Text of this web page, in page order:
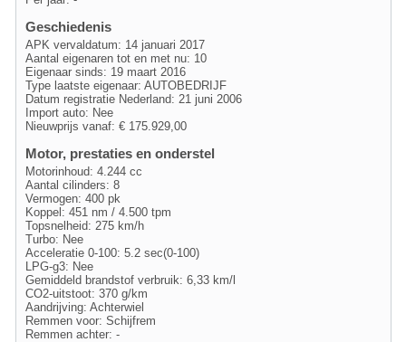
Geschiedenis
APK vervaldatum: 14 januari 2017
Aantal eigenaren tot en met nu: 10
Eigenaar sinds: 19 maart 2016
Type laatste eigenaar: AUTOBEDRIJF
Datum registratie Nederland: 21 juni 2006
Import auto: Nee
Nieuwprijs vanaf: € 175.929,00
Motor, prestaties en onderstel
Motorinhoud: 4.244 cc
Aantal cilinders: 8
Vermogen: 400 pk
Koppel: 451 nm / 4.500 tpm
Topsnelheid: 275 km/h
Turbo: Nee
Acceleratie 0-100: 5.2 sec(0-100)
LPG-g3: Nee
Gemiddeld brandstof verbruik: 6,33 km/l
CO2-uitstoot: 370 g/km
Aandrijving: Achterwiel
Remmen voor: Schijfrem
Remmen achter: -